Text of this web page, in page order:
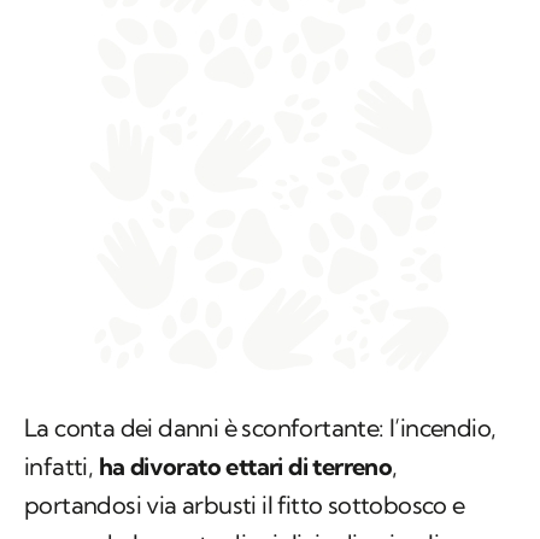
La conta dei danni è sconfortante: l’incendio,
infatti, ha divorato ettari di terreno,
portandosi via arbusti il fitto sottobosco e